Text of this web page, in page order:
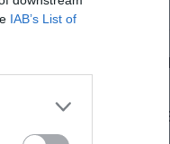
IAB’s List of
RIYADH
S’INVITE
ROUTES